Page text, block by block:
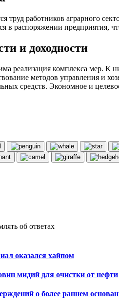
труд работников аграрного
в распоряжении предприятия,
и доходности
реализация комплекса мер.
методов управления и
средств. Экономное и
об ответах
оказался хайпом
мидий для очистки от нефти
о более раннем